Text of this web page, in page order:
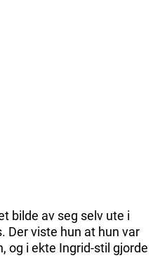
bilde av seg selv ute i
Der viste hun at hun var
og i ekte Ingrid-stil gjorde